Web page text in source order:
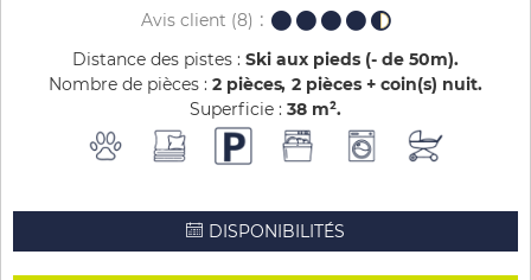
Avis client (8)
Distance des pistes : Ski aux pieds (- de 50m)
Nombre de pièces : 2 pièces 2 pièces + coin(s) nuit
Superficie : 38 m²
DISPONIBILITÉS